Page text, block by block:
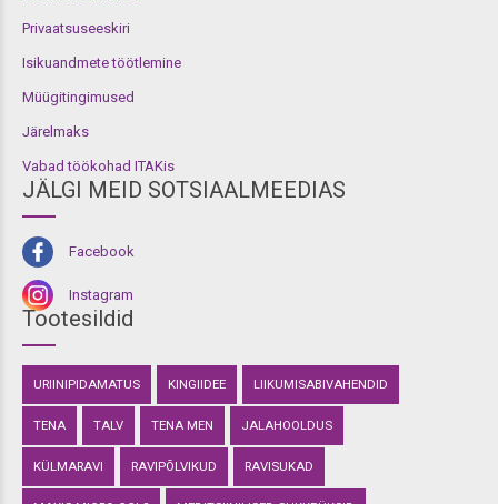
Privaatsuseeskiri
Isikuandmete töötlemine
Müügitingimused
Järelmaks
Vabad töökohad ITAKis
JÄLGI MEID SOTSIAALMEEDIAS
Facebook
Instagram
Tootesildid
URIINIPIDAMATUS KINGIIDEE LIIKUMISABIVAHENDID
TENA TALV TENA MEN JALAHOOLDUS
KÜLMARAVI RAVIPÕLVIKUD RAVISUKAD